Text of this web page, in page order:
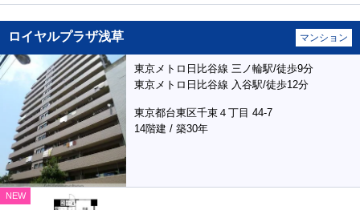
ロイヤルプラザ浅草 マンション
東京メトロ日比谷線 三ノ輪駅/徒歩9分
東京メトロ日比谷線 入谷駅/徒歩12分
東京都台東区千束４丁目 44-7
14階建 / 築30年
NEW